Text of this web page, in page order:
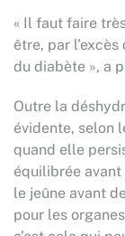
« Il faut faire
être, par
du diabète », a
Outre la
évidente, selon
quand elle
équilibrée
le jeûne avant
pour les